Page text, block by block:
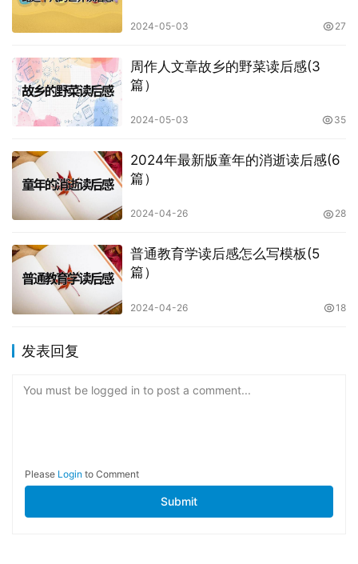
2024-05-03 27
周作人文章故乡的野菜读后感(3
篇）
2024-05-03 35
2024年最新版童年的消逝读后感(6
篇）
2024-04-26 28
普通教育学读后感怎么写模板(5
篇）
2024-04-26 18
发表回复
You must be logged in to post a comment...
Please Login to Comment
Submit